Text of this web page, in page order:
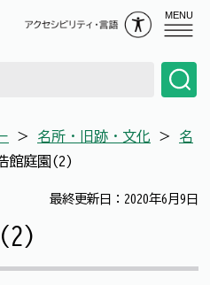
MENU
＞ 名所・旧跡・文化 ＞ 名
館庭園(2)
最終更新日：2020年6月9日